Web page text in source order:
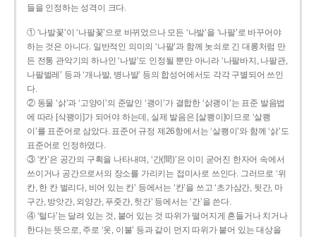
들을 인정하는 성격이 크다.
① ‘나발꽃’이 ‘나팔꽃’으로 바뀌었으나 모든 ‘나발’을 ‘나팔’로 바꾸어야
하는 것은 아니다. 일반적인 의미의 ‘나팔’과 함께 놋쇠로 긴 대롱처럼 만
든 전통 관악기의 하나인 ‘나발’도 인정될 뿐만 아니라 ‘나팔바지, 나팔관,
나팔벌레’ 등과 ‘개나발, 병나발’ 등의 합성어에서도 각각 구별되어 쓰인
다.
② 동물 ‘삵’과 ‘고양이’의 준말인 ‘괭이’가 결합한 ‘삵괭이’는 표준 발음법
에 따라 [삭꽹이]가 되어야 하는데, 실제 발음은 [살쾡이]이므로 ‘살쾡
이’를 표준어로 삼았다. 표준어 규정 제26항에서는 ‘살쾡이’와 함께 ‘삵’도
표준어로 인정하였다.
③ ‘칸’은 공간의 구획을 나타내며, ‘간(間)’은 이미 굳어진 한자어 속에서
쓰이거나 공간으로서의 장소를 가리키는 접미사로 쓰인다. 그러므로 ‘위
칸, 한 칸 벌리다, 비어 있는 칸’ 등에서는 ‘칸’을 쓰고 ‘초가삼간, 뒷간, 마
구간, 방앗간, 외양간, 푸줏간, 헛간’ 등에서는 ‘간’을 쓴다.
④ ‘털다’는 달려 있는 것, 붙어 있는 것 따위가 떨어지게 흔들거나 치거나
한다는 뜻으로, 주로 ‘옷, 이불’ 등과 같이 먼지 따위가 붙어 있는 대상을